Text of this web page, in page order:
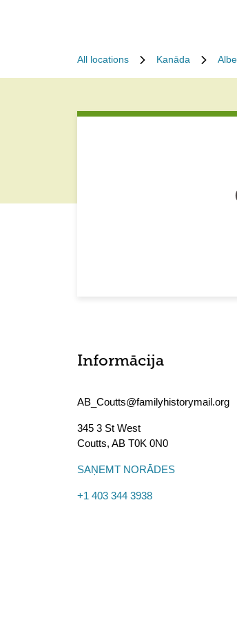
All locations Kanāda
Informācija
AB_Coutts@familyhistorymail.org
345 3 St West
Coutts, AB T0K 0N0
SAŅEMT NORĀDES
+1 403 344 3938